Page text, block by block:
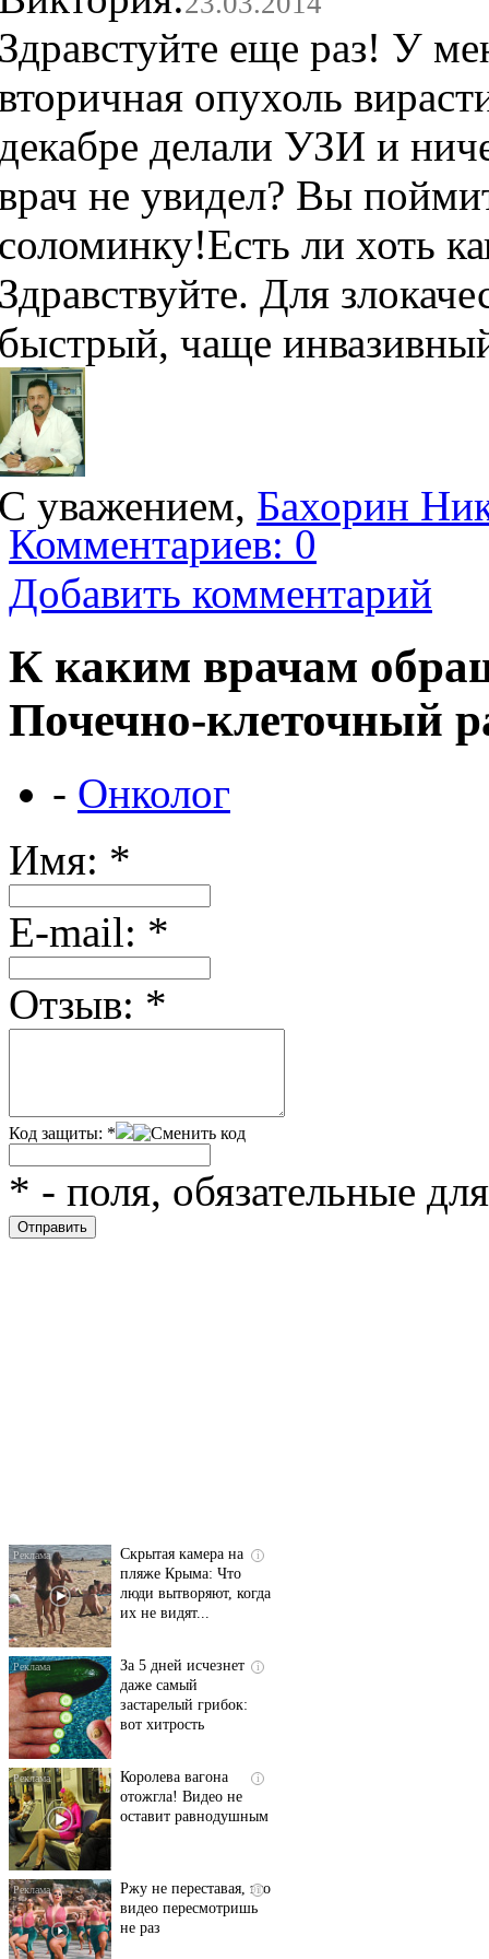
еще раз! У
опухоль
делали УЗИ и
не увидел? Вы
ли хоть
Для
чаще
уважением, Бахорин
Комментариев: 0
Добавить комментарий
К каким врачам
Почечно-клеточный
- Онколог
Имя: *
Е-mail: *
Отзыв: *
Код защиты: *
* - поля, обязательные
i
Скрытая камера на
пляже Крыма: Что
люди вытворяют, когда
их не видят...
i
За 5 дней исчезнет
даже самый
застарелый грибок:
вот хитрость
i
Королева вагона
отожгла! Видео не
оставит равнодушным
i
Ржу не переставая, это
видео пересмотришь
не раз